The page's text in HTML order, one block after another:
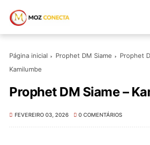
Página inicial Prophet DM Siame
Prophet
Kamilumbe
Prophet DM Siame –
FEVEREIRO 03, 2026 0 COMENTÁRIOS